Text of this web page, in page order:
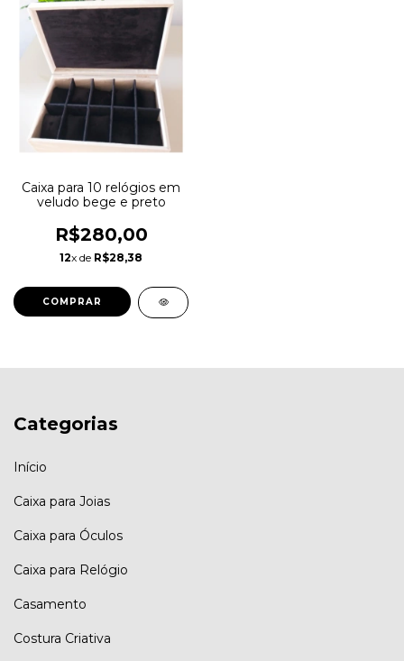
Caixa para 10 relógios em
veludo bege e preto
R$280,00
12x de R$28,38
COMPRAR
Categorias
Início
Caixa para Joias
Caixa para Óculos
Caixa para Relógio
Casamento
Costura Criativa